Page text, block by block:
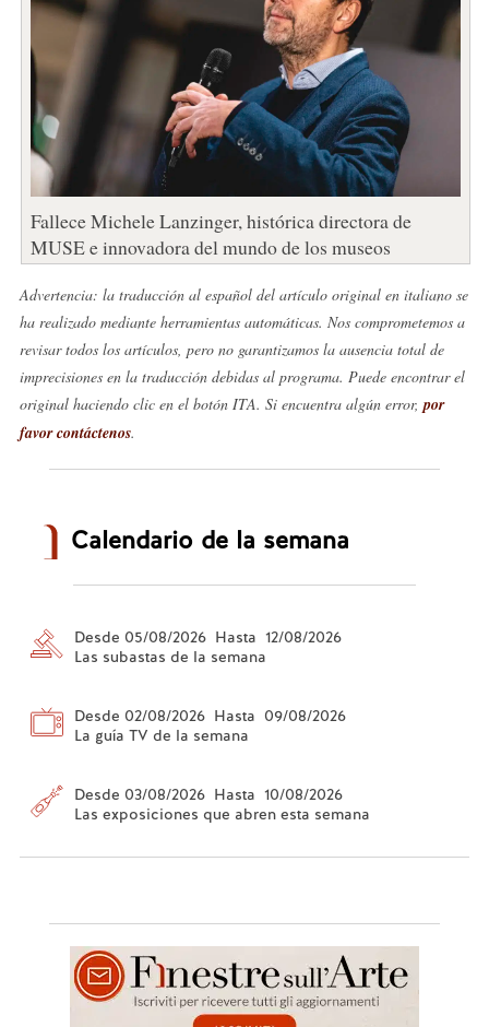
Fallece Michele Lanzinger, histórica directora de
MUSE e innovadora del mundo de los museos
Advertencia: la traducción al español del artículo original en italiano se
ha realizado mediante herramientas automáticas. Nos comprometemos a
revisar todos los artículos, pero no garantizamos la ausencia total de
imprecisiones en la traducción debidas al programa. Puede encontrar el
original haciendo clic en el botón ITA. Si encuentra algún error, por
favor contáctenos.
Calendario de la semana
Desde 05/08/2026 Hasta 12/08/2026
Las subastas de la semana
Desde 02/08/2026 Hasta 09/08/2026
La guía TV de la semana
Desde 03/08/2026 Hasta 10/08/2026
Las exposiciones que abren esta semana